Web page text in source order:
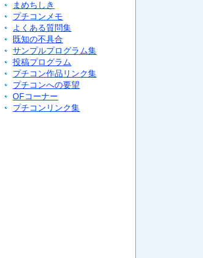
まめちしき
プチコンメモ
よくある質問集
既知の不具合
サンプルプログラム集
投稿プログラム
プチコン作品リンク集
プチコンへの要望
OFコーナー
プチコンリンク集